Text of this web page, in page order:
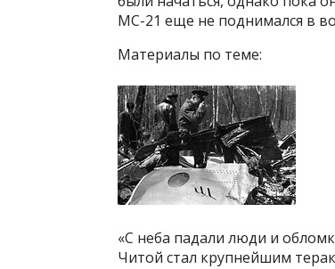
МС-21 еще не поднимался в
Материалы по теме:
«С неба падали люди и
Читой стал крупнейшим